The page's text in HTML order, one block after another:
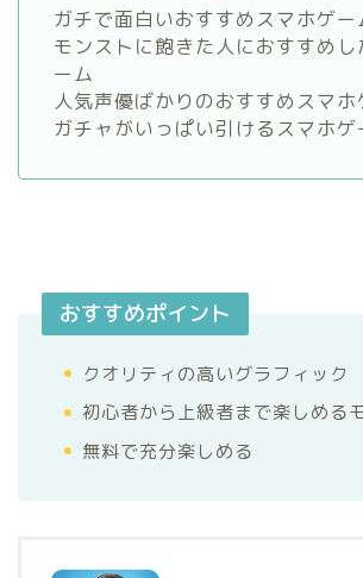
ガチで面白いおすすめスマホゲ
モンストに飽きた人におすすめ
ーム
人気声優ばかりのおすすめスマホ
ガチャがいっぱい引けるスマホゲ
おすすめポイント
クオリティの高いグラフィック
初心者から上級者まで楽しめる
無料で充分楽しめる